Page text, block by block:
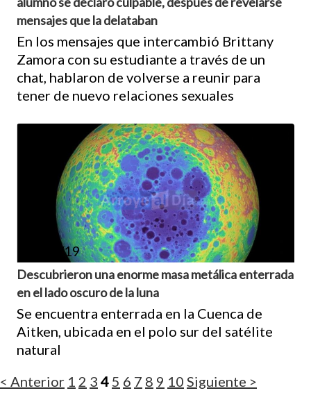
mensajes que la delataban
En los mensajes que intercambió Brittany
Zamora con su estudiante a través de un
chat, hablaron de volverse a reunir para
tener de nuevo relaciones sexuales
12/06/19
Descubrieron una enorme masa metálica enterrada
en el lado oscuro de la luna
Se encuentra enterrada en la Cuenca de
Aitken, ubicada en el polo sur del satélite
natural
< Anterior 1 2 3 45 6 7 8 9 10 Siguiente >